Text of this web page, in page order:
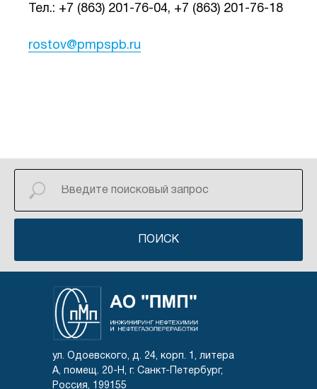
Тел.: +7 (863) 201-76-04, +7 (863) 201-76-18
rostov@pmpspb.ru
ПОИСК
ул. Одоевского, д. 24, корп. 1, литера
А, помещ. 20-Н, г. Санкт-Петербург,
Россия, 199155